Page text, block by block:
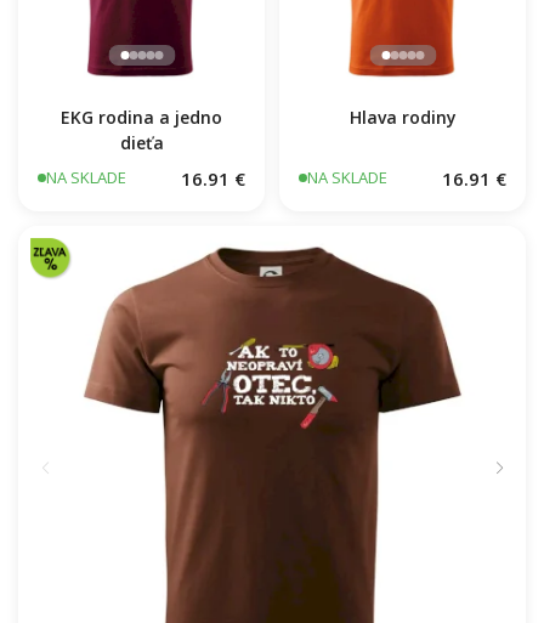
EKG rodina a jedno
dieťa
NA SKLADE 16.91 €
Hlava rodiny
NA SKLADE 16.91 €